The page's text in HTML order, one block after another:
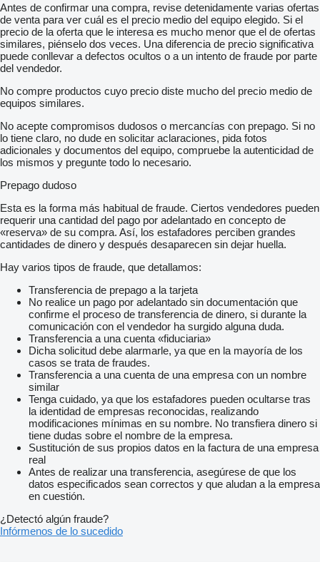
Antes de confirmar una compra, revise detenidamente varias ofertas
de venta para ver cuál es el precio medio del equipo elegido. Si el
precio de la oferta que le interesa es mucho menor que el de ofertas
similares, piénselo dos veces. Una diferencia de precio significativa
puede conllevar a defectos ocultos o a un intento de fraude por parte
del vendedor.
No compre productos cuyo precio diste mucho del precio medio de
equipos similares.
No acepte compromisos dudosos o mercancías con prepago. Si no
lo tiene claro, no dude en solicitar aclaraciones, pida fotos
adicionales y documentos del equipo, compruebe la autenticidad de
los mismos y pregunte todo lo necesario.
Prepago dudoso
Esta es la forma más habitual de fraude. Ciertos vendedores pueden
requerir una cantidad del pago por adelantado en concepto de
«reserva» de su compra. Así, los estafadores perciben grandes
cantidades de dinero y después desaparecen sin dejar huella.
Hay varios tipos de fraude, que detallamos:
Transferencia de prepago a la tarjeta
No realice un pago por adelantado sin documentación que
confirme el proceso de transferencia de dinero, si durante la
comunicación con el vendedor ha surgido alguna duda.
Transferencia a una cuenta «fiduciaria»
Dicha solicitud debe alarmarle, ya que en la mayoría de los
casos se trata de fraudes.
Transferencia a una cuenta de una empresa con un nombre
similar
Tenga cuidado, ya que los estafadores pueden ocultarse tras
la identidad de empresas reconocidas, realizando
modificaciones mínimas en su nombre. No transfiera dinero si
tiene dudas sobre el nombre de la empresa.
Sustitución de sus propios datos en la factura de una empresa
real
Antes de realizar una transferencia, asegúrese de que los
datos especificados sean correctos y que aludan a la empresa
en cuestión.
¿Detectó algún fraude?
Infórmenos de lo sucedido